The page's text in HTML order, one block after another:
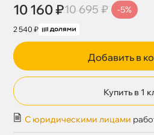
10 160 ₽10 695 ₽ -5%
2 540 ₽
Добавить в
Купить в 1
С юридическими лицами